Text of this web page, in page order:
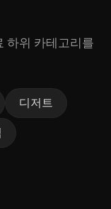
하위 카테고리를
디저트